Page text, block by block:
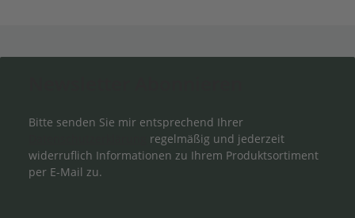
Bitte senden Sie mir entsprechend Ihrer
regelmäßig und jederzeit
widerruflich Informationen zu Ihrem Produktsortiment
per E-Mail zu.